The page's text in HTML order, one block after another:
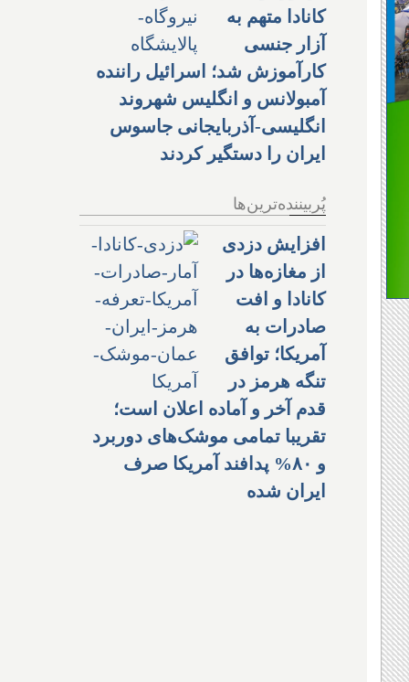
کانادا متهم به
آزار جنسی
کارآموزش شد؛ اسرائیل راننده
آمبولانس و انگلیس شهروند
انگلیسی-آذربایجانی جاسوس
ایران را دستگیر کردند
پُربیننده‌ترین‌ها
افزایش دزدی
از مغازه‌ها در
کانادا و افت
صادرات به
آمریکا؛ توافق
تنگه هرمز در
قدم آخر و آماده اعلان است؛
تقریبا تمامی موشک‌های دوربرد
و ۸۰% پدافند آمریکا صرف
ایران شده